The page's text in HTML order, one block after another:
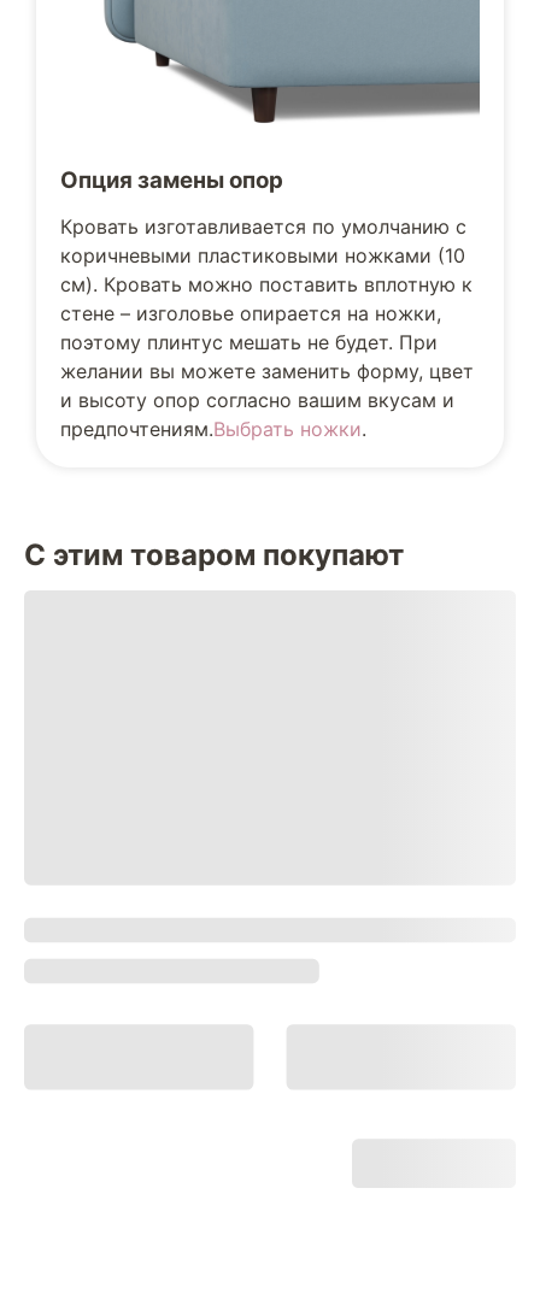
Опция замены опор
Кровать изготавливается по умолчанию с
коричневыми пластиковыми ножками (10
см). Кровать можно поставить вплотную к
стене – изголовье опирается на ножки,
поэтому плинтус мешать не будет. При
желании вы можете заменить форму, цвет
и высоту опор согласно вашим вкусам и
предпочтениям.Выбрать ножки.
С этим товаром покупают